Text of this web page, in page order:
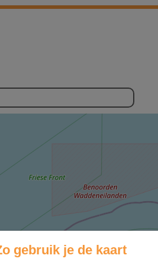
gebruik je de kaart